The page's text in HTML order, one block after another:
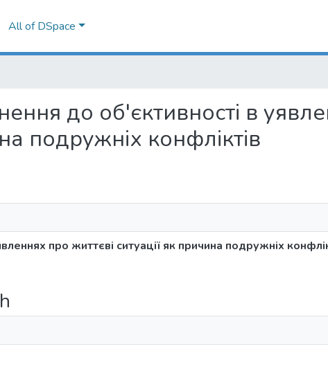
All of DSpace
до об'єктивності в
подружніх конфліктів
про життєві ситуації як причина подружніх